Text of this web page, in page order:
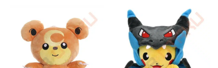
plusieurs
variations.
Les
options
peuvent
plusieurs
variations.
Les
options
peuvent